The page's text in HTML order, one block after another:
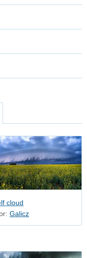
cloud
Galicz